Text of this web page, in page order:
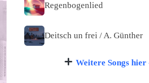
Regenbogenlied
Deitsch un frei / A. Günther
Weitere Songs hier